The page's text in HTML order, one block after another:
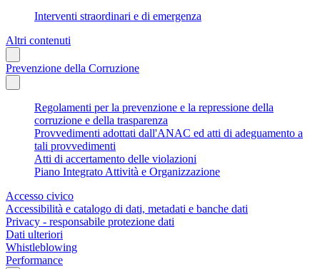
Interventi straordinari e di emergenza
Altri contenuti
Prevenzione della Corruzione
Regolamenti per la prevenzione e la repressione della
corruzione e della trasparenza
Provvedimenti adottati dall'ANAC ed atti di adeguamento a
tali provvedimenti
Atti di accertamento delle violazioni
Piano Integrato Attività e Organizzazione
Accesso civico
Accessibilità e catalogo di dati, metadati e banche dati
Privacy - responsabile protezione dati
Dati ulteriori
Whistleblowing
Performance